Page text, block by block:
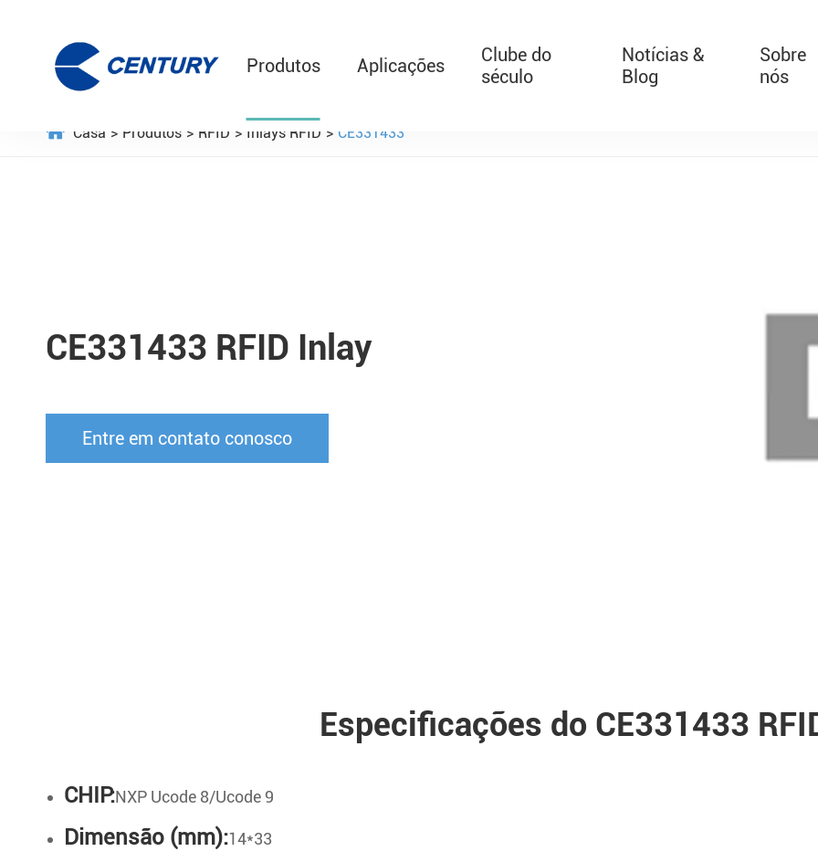
Produtos Aplicações
Clube do
século
Notícias &
Blog
Sobre
nós
Casa Produtos RFID Inlays RFID CE331433
CE331433 RFID Inlay
Entre em contato conosco
Especificações do CE331433
CHIP:NXP Ucode 8/Ucode 9
Dimensão (mm):14*33